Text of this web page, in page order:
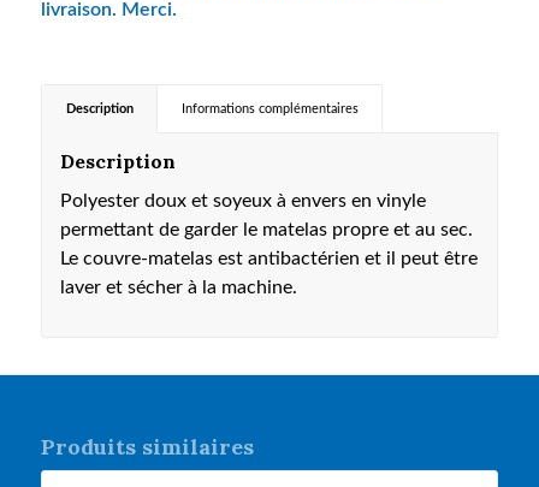
Description Informations complémentaires
Description
Polyester doux et soyeux à envers en vinyle
permettant de garder le matelas propre et au sec.
Le couvre-matelas est antibactérien et il peut être
laver et sécher à la machine.
Produits similaires